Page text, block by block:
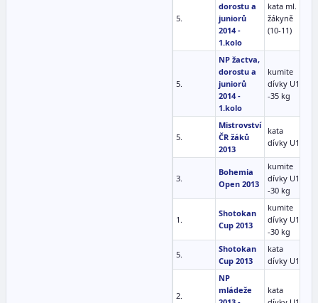
5.
dorostu a
juniorů
2014 -
1.kolo
kata ml.
žákyně
(10-11)
5.
NP žactva,
dorostu a
juniorů
2014 -
1.kolo
kumite
dívky U12
-35 kg
5.
Mistrovství
ČR žáků
2013
kata
dívky U10
3.
Bohemia
Open 2013
kumite
dívky U10
-30 kg
1.
Shotokan
Cup 2013
kumite
dívky U10
-30 kg
5.
Shotokan
Cup 2013
kata
dívky U10
2.
NP
mládeže
kata